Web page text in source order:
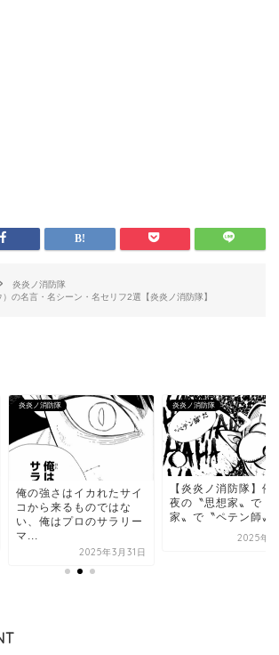
炎炎ノ消防隊
の名言・名シーン・名セリフ2選【炎炎ノ消防隊】
炎炎ノ消防隊
俺の強さはイカれたサイ
コから来るものではな
い、俺はプロのサラリー
マ...
2025年3月31日
炎炎ノ消防隊
【炎炎ノ消防隊】俺
夜の〝思想家〟で〝
家〟で〝ペテン師〟
2025年3